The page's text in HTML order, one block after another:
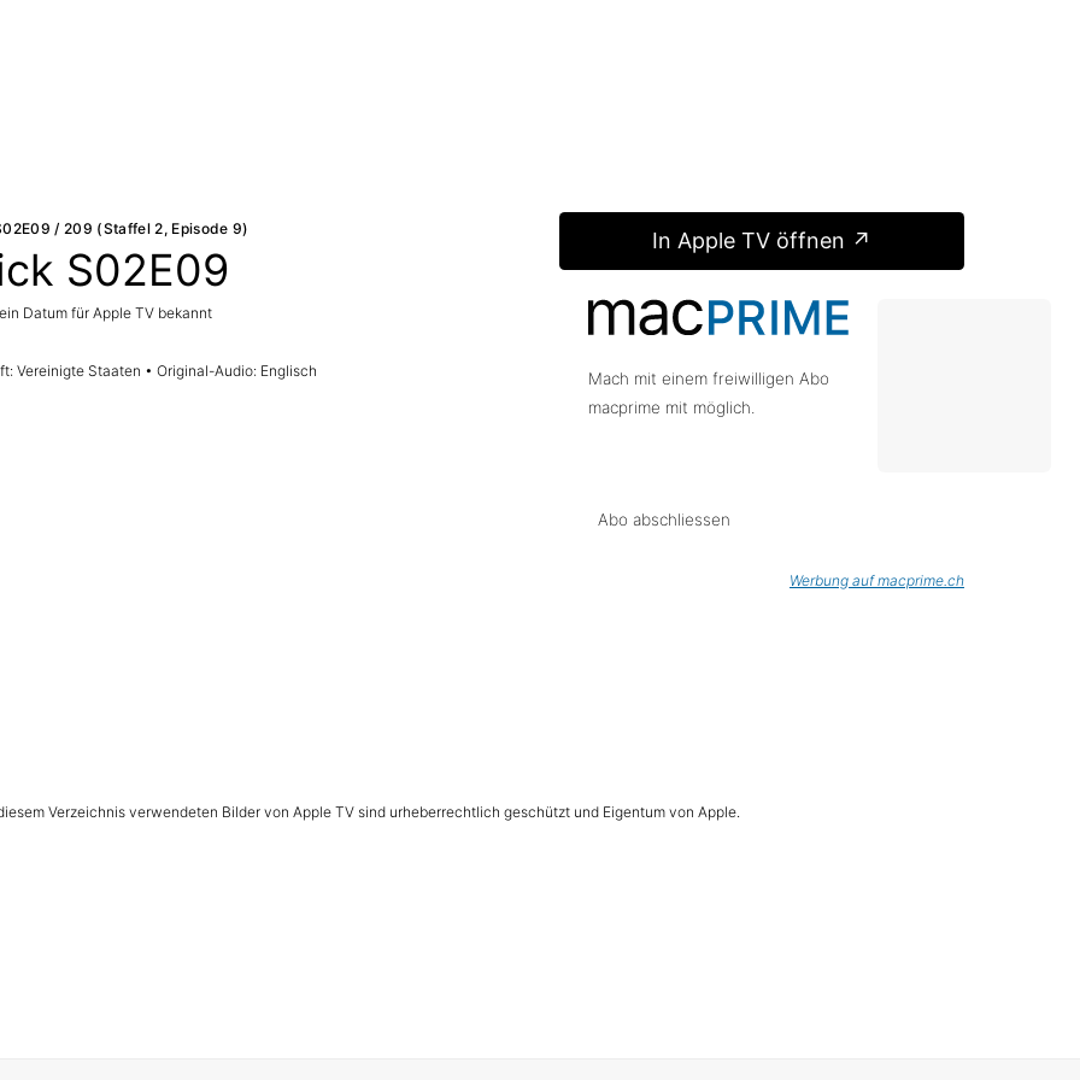
/ 209 (Staffel 2, Episode 9)
S02E09
Datum für Apple TV bekannt
Vereinigte Staaten • Original-Audio: Englisch
In Apple TV öffnen ↗
Mach mit einem freiwilligen Abo
macprime mit möglich.
Abo abschliessen
Werbung auf macprime.ch
Verzeichnis verwendeten Bilder von Apple TV sind urheberrechtlich geschützt und Eigentum von Apple.